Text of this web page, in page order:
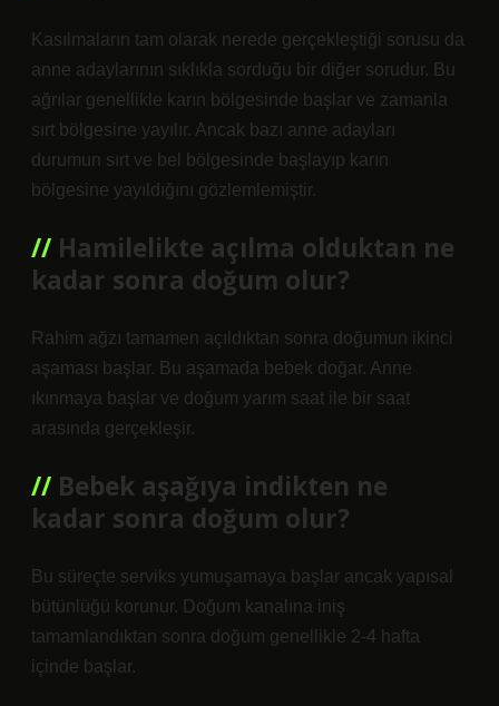
Kasılmaların tam olarak nerede gerçekleştiği sorusu da
anne adaylarının sıklıkla sorduğu bir diğer sorudur. Bu
ağrılar genellikle karın bölgesinde başlar ve zamanla
sırt bölgesine yayılır. Ancak bazı anne adayları
durumun sırt ve bel bölgesinde başlayıp karın
bölgesine yayıldığını gözlemlemiştir.
Hamilelikte açılma olduktan ne
kadar sonra doğum olur?
Rahim ağzı tamamen açıldıktan sonra doğumun ikinci
aşaması başlar. Bu aşamada bebek doğar. Anne
ıkınmaya başlar ve doğum yarım saat ile bir saat
arasında gerçekleşir.
Bebek aşağıya indikten ne
kadar sonra doğum olur?
Bu süreçte serviks yumuşamaya başlar ancak yapısal
bütünlüğü korunur. Doğum kanalına iniş
tamamlandıktan sonra doğum genellikle 2-4 hafta
içinde başlar.